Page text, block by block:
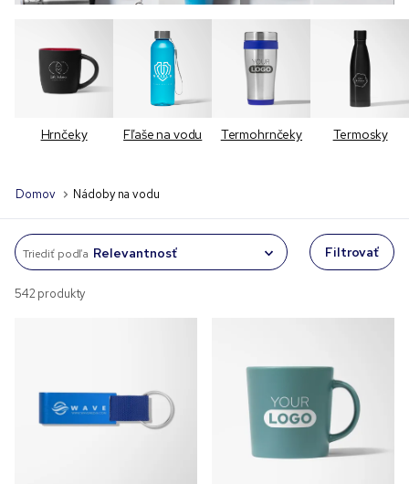
Hrnčeky Fľaše na vodu Termohrnčeky Termosky
Domov Nádoby na vodu
Triediť podľa Filtrovať
542 produkty